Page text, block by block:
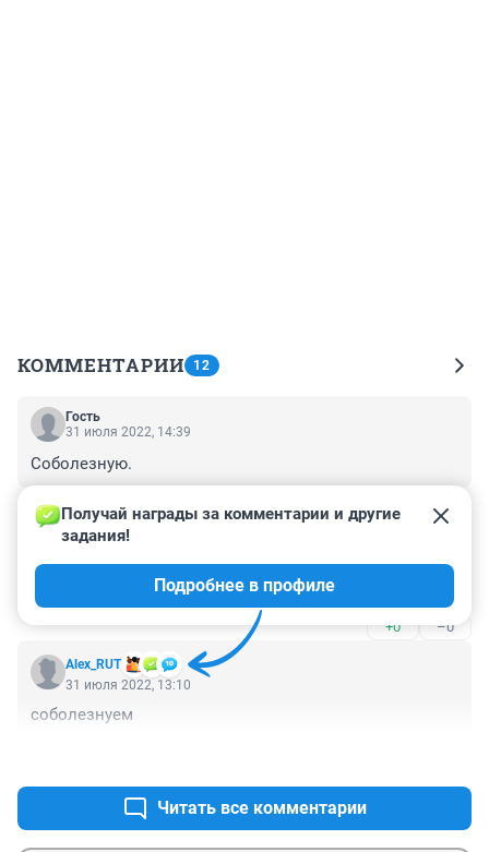
КОММЕНТАРИИ 12
Гость
31 июля 2022, 14:39
Соболезную.
Гость
+0 –0
Alex_RUT
Получай награды за комментарии и другие
задания!
Подробнее в профиле
31 июля 2022, 13:10
соболезнуем
Читать все комментарии